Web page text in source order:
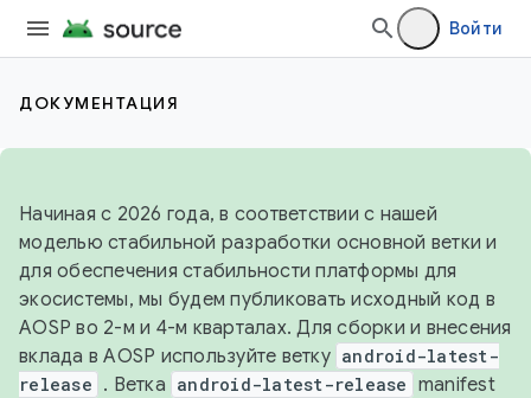
Войти
ДОКУМЕНТАЦИЯ
Начиная с 2026 года, в соответствии с нашей
моделью стабильной разработки основной ветки и
для обеспечения стабильности платформы для
экосистемы, мы будем публиковать исходный код в
AOSP во 2-м и 4-м кварталах. Для сборки и внесения
вклада в AOSP используйте ветку android-latest-
release . Ветка android-latest-release manifest